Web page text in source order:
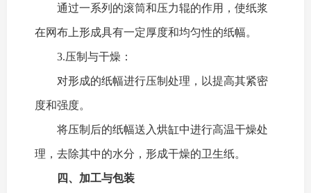
通过一系列的滚筒和压力辊的作用，使纸浆
在网布上形成具有一定厚度和均匀性的纸幅。
3.压制与干燥：
对形成的纸幅进行压制处理，以提高其紧密
度和强度。
将压制后的纸幅送入烘缸中进行高温干燥处
理，去除其中的水分，形成干燥的卫生纸。
四、 加工与包装